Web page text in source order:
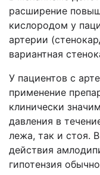
расширение
кислородом у
артерии
вариантная
У пациентов с
применение
клинически
давления в
лежа, так и стоя.
действия
гипотензия